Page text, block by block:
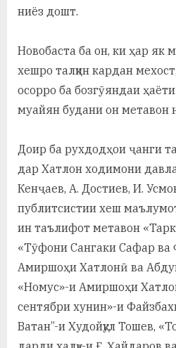
ниёз дошт.
Новобаста ба он, ки ҳар як
хешро талқин кардан
осорро ба бозгӯяндаи
муайян будани он метавон
Доир ба рухдодҳои ҷанги
дар Хатлон ходимони
Кенҷаев, А. Достиев, И.
публитсистии хеш
ин таълифот метавон
«Тӯфони Сангаки Сафар ва
Амиршоҳи Хатлонӣ ва
«Номус»-и Амиршоҳи
сентябри хунин»-и
Ватан”-и Худойқул Тошев,